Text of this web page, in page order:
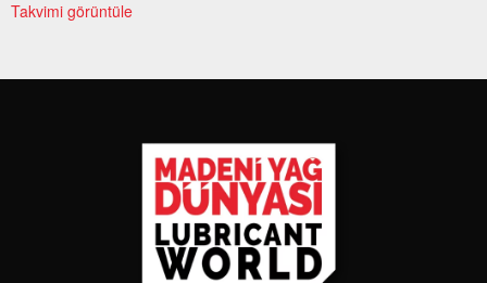
Takvimi görüntüle